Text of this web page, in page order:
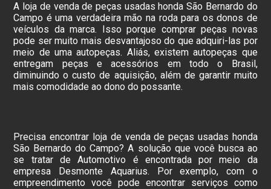
A loja de venda de peças usadas honda São Bernardo do
Campo é uma verdadeira mão na roda para os donos de
veículos da marca. Isso porque comprar peças novas
pode ser muito mais desvantajoso do que adquiri-las por
meio de uma autopeças. Aliás, existem autopeças que
entregam peças e acessórios em todo o Brasil,
diminuindo o custo de aquisição, além de garantir muito
mais comodidade ao dono do possante.
Precisa encontrar loja de venda de peças usadas honda
São Bernardo do Campo? A solução que você busca ao
se tratar de Automotivo é encontrada por meio da
empresa Desmonte Aquarius. Por exemplo, com o
empreendimento você pode encontrar serviços como